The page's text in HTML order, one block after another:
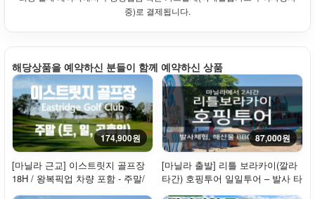
중)로 결제됩니다.
해당상품을 예약하신 분들이 함께 예약하신 상품
174,900원
[마닐라 근교] 이스트릿지 골프장
18H / 왕복픽업 차량 포함 - 주말/
휴일
87,000원
[마닐라 출발] 리틀 보라카이(깔라
타간) 호핑투어 일일투어 – 발사 타
고 즐기...